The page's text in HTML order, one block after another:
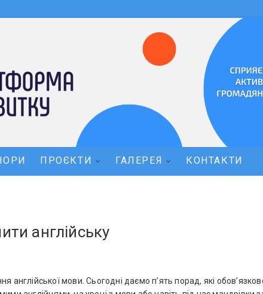
ПРОЄКТИ ГАЛЕРЕЯ КОНТАКТИ
англійську
мови. Сьогодні даємо п’ять порад, які